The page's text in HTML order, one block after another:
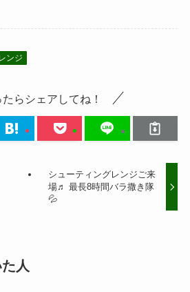
ンジ
たらシェアしてね！
シューティングレンジご来
場♬ 最長8時間バラ撒き隊
💦
人